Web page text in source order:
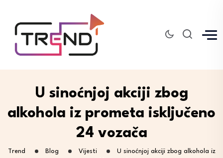
U sinoćnjoj akciji zbog
alkohola iz prometa isključeno
24 vozača
Trend Blog Vijesti
U sinoćnjoj akciji zbog alkohola iz